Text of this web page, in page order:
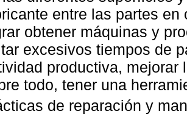
entre las partes
obtener máquinas y
excesivos tiempos de
productiva, mejorar
todo, tener una
de reparación y